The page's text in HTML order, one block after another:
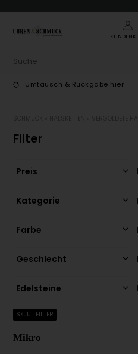
Umtausch & Rückgabe hier
Filter
Preis
Kategorie
Farbe
Geschlecht
Edelsteine
SKJUL FILTER
Mikro